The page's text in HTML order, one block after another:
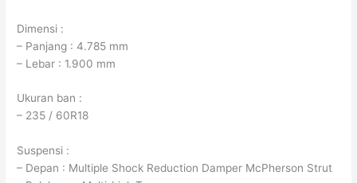
Dimensi :
– Panjang : 4.785 mm
– Lebar : 1.900 mm
Ukuran ban :
– 235 / 60R18
Suspensi :
– Depan : Multiple Shock Reduction Damper McPherson Strut